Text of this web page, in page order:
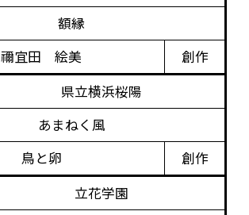
額縁
禰宜田 絵美
創作
県立横浜桜陽
あまねく風
鳥と卵
創作
立花学園